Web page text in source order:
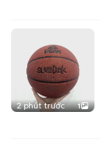
2 phút trước 1